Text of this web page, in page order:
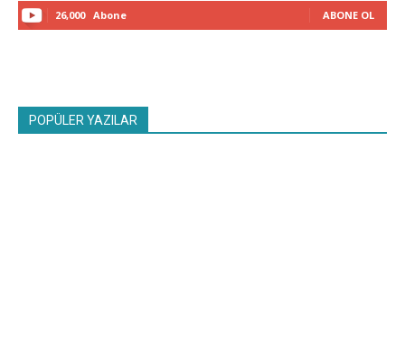
26,000 Abone ABONE OL
POPÜLER YAZILAR